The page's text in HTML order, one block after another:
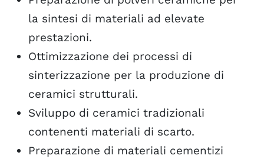
la sintesi di materiali ad elevate
prestazioni.
Ottimizzazione dei processi di
sinterizzazione per la produzione di
ceramici strutturali.
Sviluppo di ceramici tradizionali
contenenti materiali di scarto.
Preparazione di materiali cementizi